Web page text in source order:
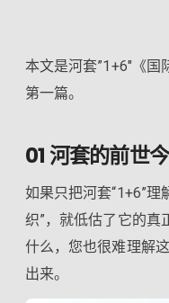
本文是河套”1+6″《
第一篇。
01 河套的前世
如果只把河套“1+6”理
织”，就低估了它的真
什么，您也很难理解
出来。